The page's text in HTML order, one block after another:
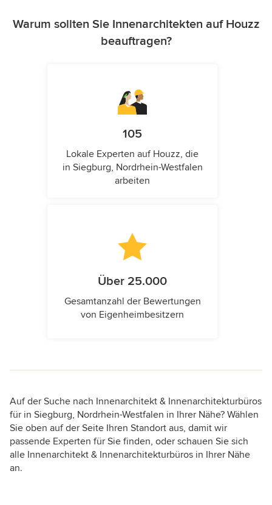
Warum sollten Sie Innenarchitekten auf Houzz
beauftragen?
105
Lokale Experten auf Houzz, die
in Siegburg, Nordrhein-Westfalen
arbeiten
Über 25.000
Gesamtanzahl der Bewertungen
von Eigenheimbesitzern
Auf der Suche nach Innenarchitekt & Innenarchitekturbüros
für in Siegburg, Nordrhein-Westfalen in Ihrer Nähe? Wählen
Sie oben auf der Seite Ihren Standort aus, damit wir
passende Experten für Sie finden, oder schauen Sie sich
alle Innenarchitekt & Innenarchitekturbüros in Ihrer Nähe
an.